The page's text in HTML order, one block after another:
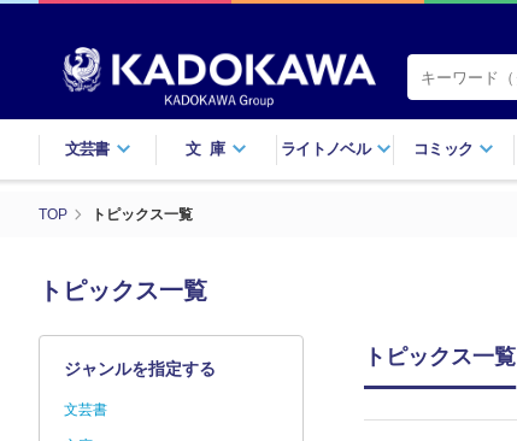
文芸書 文庫 ライトノベル コミック
TOP トピックス一覧
トピックス一覧
トピックス一覧
ジャンルを指定する
文芸書